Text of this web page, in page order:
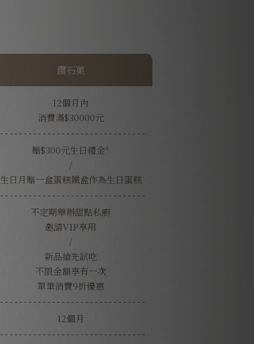
鑽石菓
12個月內
消費滿$30000元
贈$300元生日禮金*
/
生日月贈一盒蛋糕鐵盒作為生日蛋糕
不定期舉辦甜點私廚
邀請VIP享用
/
新品搶先試吃
不限金額享有一次
單筆消費9折優惠
12個月